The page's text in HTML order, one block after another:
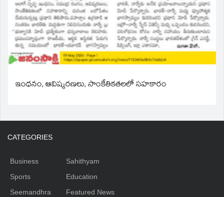
ఇంధనం, ఆవిష్కరణలు, సాంకేతికతలలో సహకారం
CATEGORIES
Business
Sports
Seemandhra
Sahithyam
Education
Featured News